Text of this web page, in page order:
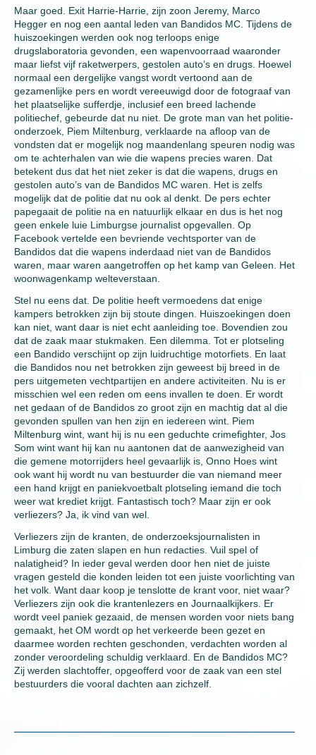
Maar goed. Exit Harrie-Harrie, zijn zoon Jeremy, Marco
Hegger en nog een aantal leden van Bandidos MC. Tijdens de
huiszoekingen werden ook nog terloops enige
drugslaboratoria gevonden, een wapenvoorraad waaronder
maar liefst vijf raketwerpers, gestolen auto’s en drugs. Hoewel
normaal een dergelijke vangst wordt vertoond aan de
gezamenlijke pers en wordt vereeuwigd door de fotograaf van
het plaatselijke sufferdje, inclusief een breed lachende
politiechef, gebeurde dat nu niet. De grote man van het politie-
onderzoek, Piem Miltenburg, verklaarde na afloop van de
vondsten dat er mogelijk nog maandenlang speuren nodig was
om te achterhalen van wie die wapens precies waren. Dat
betekent dus dat het niet zeker is dat die wapens, drugs en
gestolen auto’s van de Bandidos MC waren. Het is zelfs
mogelijk dat de politie dat nu ook al denkt. De pers echter
papegaait de politie na en natuurlijk elkaar en dus is het nog
geen enkele luie Limburgse journalist opgevallen. Op
Facebook vertelde een bevriende vechtsporter van de
Bandidos dat die wapens inderdaad niet van de Bandidos
waren, maar waren aangetroffen op het kamp van Geleen. Het
woonwagenkamp welteverstaan.
Stel nu eens dat. De politie heeft vermoedens dat enige
kampers betrokken zijn bij stoute dingen. Huiszoekingen doen
kan niet, want daar is niet echt aanleiding toe. Bovendien zou
dat de zaak maar stukmaken. Een dilemma. Tot er plotseling
een Bandido verschijnt op zijn luidruchtige motorfiets. En laat
die Bandidos nou net betrokken zijn geweest bij breed in de
pers uitgemeten vechtpartijen en andere activiteiten. Nu is er
misschien wel een reden om eens invallen te doen. Er wordt
net gedaan of de Bandidos zo groot zijn en machtig dat al die
gevonden spullen van hen zijn en iedereen wint. Piem
Miltenburg wint, want hij is nu een geduchte crimefighter, Jos
Som wint want hij kan nu aantonen dat de aanwezigheid van
die gemene motorrijders heel gevaarlijk is, Onno Hoes wint
ook want hij wordt nu van bestuurder die van niemand meer
een hand krijgt en paniekvoetbalt plotseling iemand die toch
weer wat krediet krijgt. Fantastisch toch? Maar zijn er ook
verliezers? Ja, ik vind van wel.
Verliezers zijn de kranten, de onderzoeksjournalisten in
Limburg die zaten slapen en hun redacties. Vuil spel of
nalatigheid? In ieder geval werden door hen niet de juiste
vragen gesteld die konden leiden tot een juiste voorlichting van
het volk. Want daar koop je tenslotte de krant voor, niet waar?
Verliezers zijn ook die krantenlezers en Journaalkijkers. Er
wordt veel paniek gezaaid, de mensen worden voor niets bang
gemaakt, het OM wordt op het verkeerde been gezet en
daarmee worden rechten geschonden, verdachten worden al
zonder veroordeling schuldig verklaard. En de Bandidos MC?
Zij werden slachtoffer, opgeofferd voor de zaak van een stel
bestuurders die vooral dachten aan zichzelf.